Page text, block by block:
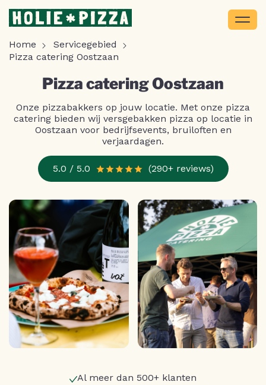
Home
Servicegebied
Pizza catering Oostzaan
Pizza catering Oostzaan
Onze pizzabakkers op jouw locatie. Met onze pizza
catering bieden wij versgebakken pizza op locatie in
Oostzaan voor bedrijfsevents, bruiloften en
verjaardagen.
5.0 / 5.0 (290+ reviews)
Al meer dan 500+ klanten